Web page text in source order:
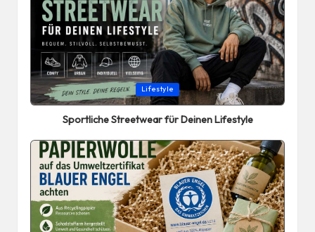
Posted
in
Lifestyle
Sportliche Streetwear für Deinen Lifestyle